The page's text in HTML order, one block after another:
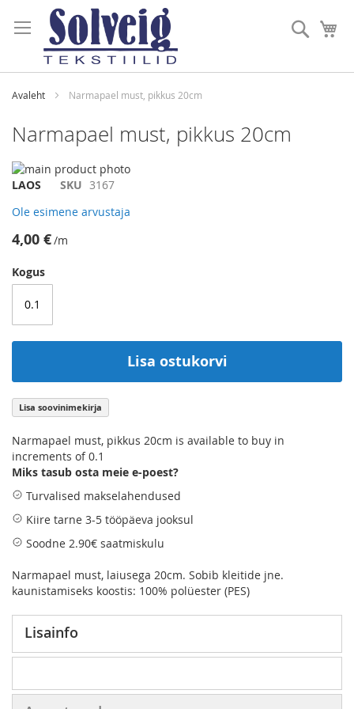
to
Content
Otsi
Avaleht Narmapael must, pikkus 20cm
Narmapael must, pikkus 20cm
Skip
to
end
of
the
gallery
Skip
the
beginning
of
images
LAOS SKU 3167
Ole esimene arvustaja
4,00 €/m
Kogus
Lisa ostukorvi
Lisa soovinimekirja
Narmapael must, pikkus 20cm is available to buy in
increments of 0.1
Miks tasub osta meie e-poest?
Turvalised makselahendused
Kiire tarne 3-5 tööpäeva jooksul
Soodne 2.90€ saatmiskulu
Narmapael must, laiusega 20cm. Sobib kleitide jne.
kaunistamiseks koostis: 100% polüester (PES)
Lisainfo